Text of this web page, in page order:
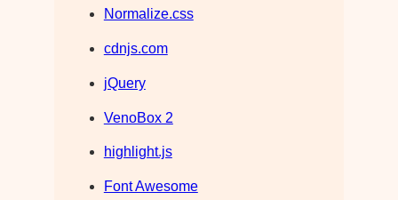
Normalize.css
cdnjs.com
jQuery
VenoBox 2
highlight.js
Font Awesome